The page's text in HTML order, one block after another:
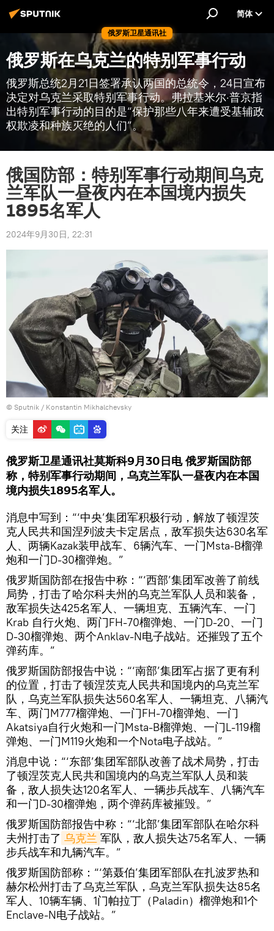
俄罗斯卫星通讯社
简体
俄罗斯在乌克兰的特别军事行动
俄罗斯总统2月21日签署承认两国的总统令，24日宣布
决定对乌克兰采取特别军事行动。弗拉基米尔·普京指
出特别军事行动的目的是“保护那些八年来遭受基辅政
权欺凌和种族灭绝的人们”。
俄国防部：特别军事行动期间乌克
兰军队一昼夜内在本国境内损失
1895名军人
2024年9月30日, 22:31
© Sputnik / Konstantin Mikhalchevsky
关注
俄罗斯卫星通讯社莫斯科9月30日电 俄罗斯国防部
称，特别军事行动期间，乌克兰军队一昼夜内在本国
境内损失1895名军人。
消息中写到：“‘中央’集团军积极行动，解放了顿涅茨
克人民共和国涅列波夫卡定居点，敌军损失达630名军
人、两辆Kazak装甲战车、6辆汽车、一门Msta-B榴弹
炮和一门D-30榴弹炮。”
俄罗斯国防部在报告中称：“‘西部’集团军改善了前线
局势，打击了哈尔科夫州的乌克兰军队人员和装备，
敌军损失达425名军人、一辆坦克、五辆汽车、一门
Krab 自行火炮、两门FH-70榴弹炮、一门D-20、一门
D-30榴弹炮、两个Anklav-N电子战站。还摧毁了五个
弹药库。”
俄罗斯国防部报告中说：“‘南部’集团军占据了更有利
的位置，打击了顿涅茨克人民共和国境内的乌克兰军
队，乌克兰军队损失达560名军人、一辆坦克、八辆汽
车、两门M777榴弹炮、一门FH-70榴弹炮、一门
Akatsiya自行火炮和一门Msta-B榴弹炮、一门L-119榴
弹炮、一门M119火炮和一个Nota电子战站。”
消息中说：“‘东部’集团军部队改善了战术局势，打击
了顿涅茨克人民共和国境内的乌克兰军队人员和装
备，敌人损失达120名军人、一辆步兵战车、八辆汽车
和一门D-30榴弹炮，两个弹药库被摧毁。”
俄罗斯国防部报告中称：“‘北部’集团军部队在哈尔科
夫州打击了 乌克兰 军队，敌人损失达75名军人、一辆
步兵战车和九辆汽车。”
俄罗斯国防部称：“‘第聂伯’集团军部队在扎波罗热和
赫尔松州打击了乌克兰军队，乌克兰军队损失达85名
军人、10辆车辆、1门帕拉丁（Paladin）榴弹炮和1个
Enclave-N电子战站。”